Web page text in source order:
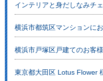
インテリアと身だしなみチ
横浜市都筑区マンションに
横浜市戸塚区戸建てのお客様
東京都大田区 Lotus Flower